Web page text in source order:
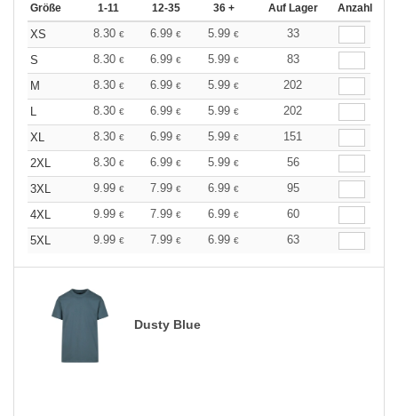
Größe 1-11 12-35 36 + Auf Lager Anzahl
XS 8.30 € 6.99 € 5.99 €
33
S
8.30 € 6.99 € 5.99 €
83
M
8.30 € 6.99 € 5.99 €
202
8.30 € 6.99 € 5.99 €
202
XL
8.30 € 6.99 € 5.99 €
151
2XL
8.30 € 6.99 € 5.99 €
56
3XL
9.99 € 7.99 € 6.99 €
95
4XL
9.99 € 7.99 € 6.99 €
60
5XL
9.99 € 7.99 € 6.99 € 63
Dusty Blue